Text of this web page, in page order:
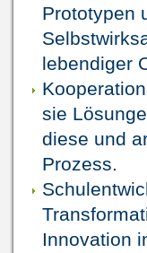
Prototypen
lebendiger
sie
diese und
Prozess.
Innovation